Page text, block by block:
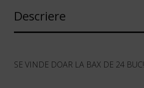
Descriere
SE VINDE DOAR LA BAX DE 24 BUC!